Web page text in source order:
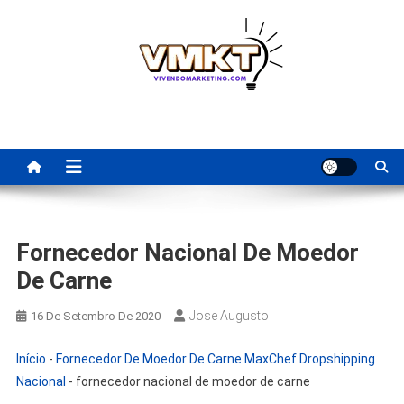
Para Revenda | Vivendo
Marketing
Fornecedor Nacional De Moedor
De Carne
16 De Setembro De 2020 Jose Augusto
Início - Fornecedor De Moedor De Carne MaxChef Dropshipping
Nacional - fornecedor nacional de moedor de carne